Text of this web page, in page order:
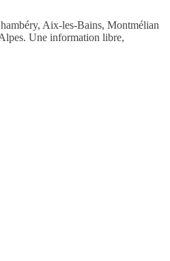
Aix-les-Bains, Montmélian
Une information libre,